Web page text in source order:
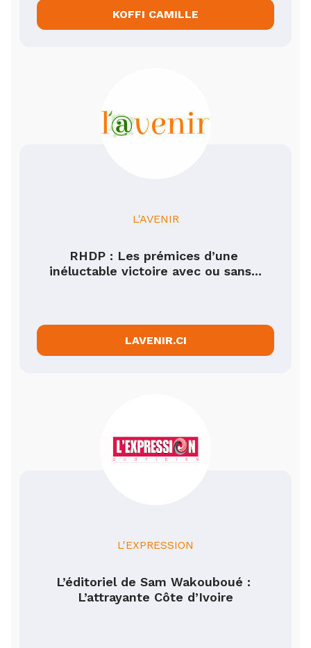
KOFFI CAMILLE
L'AVENIR
RHDP : Les prémices d’une
inéluctable victoire avec ou sans...
LAVENIR.CI
L'EXPRESSION
L’éditoriel de Sam Wakouboué :
L’attrayante Côte d’Ivoire